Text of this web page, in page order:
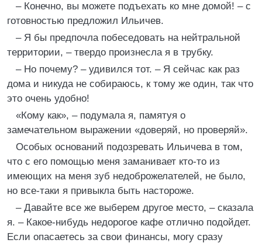
– Конечно, вы можете подъехать ко мне домой! – с
готовностью предложил Ильичев.
– Я бы предпочла побеседовать на нейтральной
территории, – твердо произнесла я в трубку.
– Но почему? – удивился тот. – Я сейчас как раз
дома и никуда не собираюсь, к тому же один, так что
это очень удобно!
«Кому как», – подумала я, памятуя о
замечательном выражении «доверяй, но проверяй».
Особых оснований подозревать Ильичева в том,
что с его помощью меня заманивает кто-то из
имеющих на меня зуб недоброжелателей, не было,
но все-таки я привыкла быть настороже.
– Давайте все же выберем другое место, – сказала
я. – Какое-нибудь недорогое кафе отлично подойдет.
Если опасаетесь за свои финансы, могу сразу